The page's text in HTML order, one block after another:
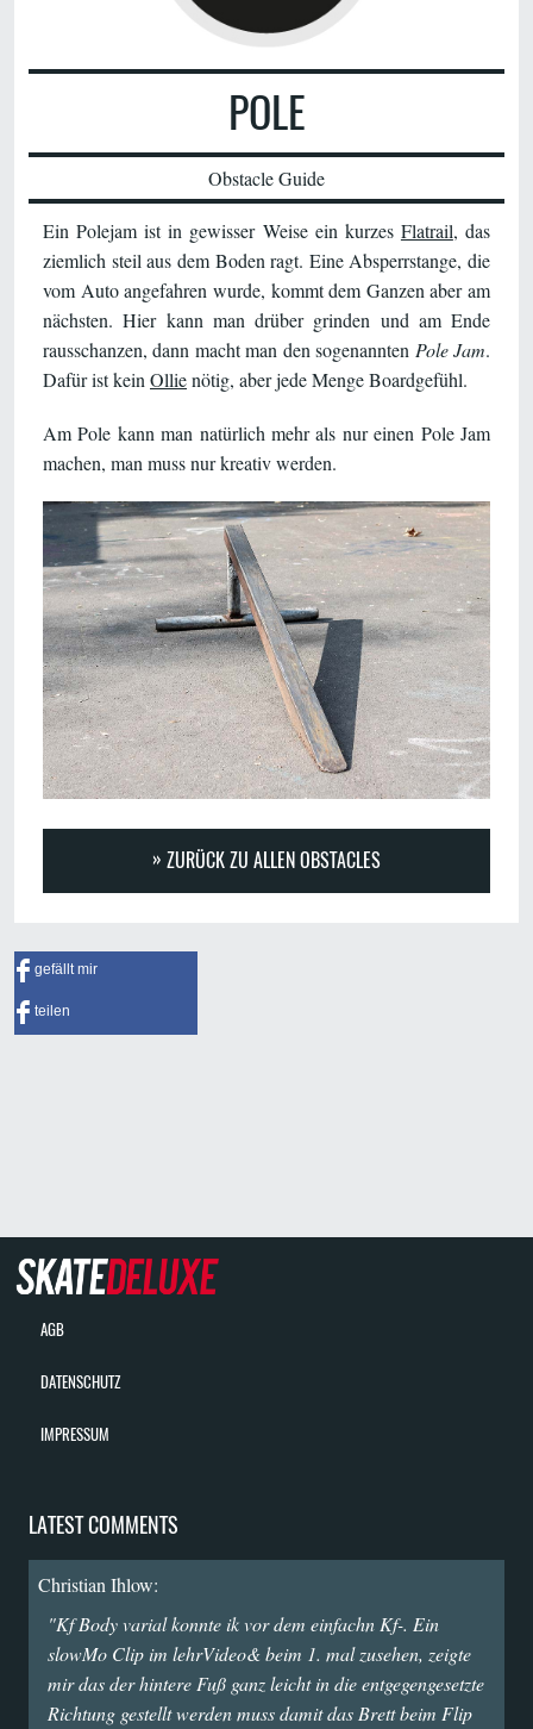
POLE
Obstacle Guide
Ein Polejam ist in gewisser Weise ein kurzes Flatrail, das
ziemlich steil aus dem Boden ragt. Eine Absperrstange, die
vom Auto angefahren wurde, kommt dem Ganzen aber am
nächsten. Hier kann man drüber grinden und am Ende
rausschanzen, dann macht man den sogenannten Pole Jam.
Dafür ist kein Ollienötig, aber jede Menge Boardgefühl.
Am Pole kann man natürlich mehr als nur einen Pole Jam
machen, man muss nur kreativ werden.
ZURÜCK ZU ALLEN OBSTACLES
gefällt mir
teilen
AGB
DATENSCHUTZ
IMPRESSUM
LATEST COMMENTS
Christian Ihlow:
"Kf Body varial konnte ik vor dem einfachn Kf-. Ein
slowMo Clip im lehrVideo& beim 1. mal zusehen, zeigte
mir das der hintere Fuß ganz leicht in die entgegengesetzte
Richtung gestellt werden muss damit das Brett beim Flip